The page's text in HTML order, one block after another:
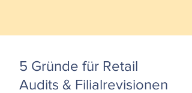
5 Gründe für Retail
Audits & Filialrevisionen